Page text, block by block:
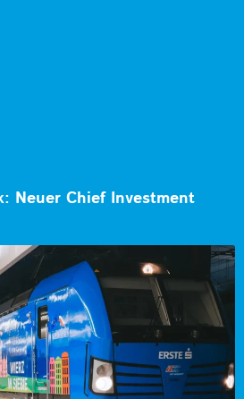
Neuer Chief Investment